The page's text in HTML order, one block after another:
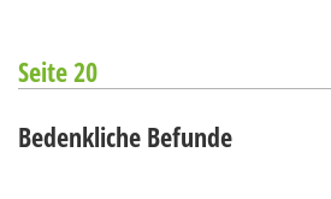
Seite 20
Bedenkliche Befunde